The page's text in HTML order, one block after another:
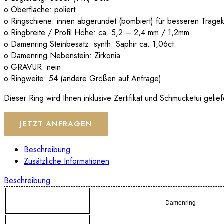
o Oberfläche: poliert
o Ringschiene: innen abgerundet (bombiert) für besseren
o Ringbreite / Profil Höhe: ca. 5,2 – 2,4 mm / 1,2mm
o Damenring Steinbesatz: synth. Saphir ca. 1,06ct.
o Damenring Nebenstein: Zirkonia
o GRAVUR: nein
o Ringweite: 54 (andere Größen auf Anfrage)
Dieser Ring wird Ihnen inklusive Zertifikat und Schmucketui
JETZT ANFRAGEN
Beschreibung
Zusätzliche Informationen
Beschreibung
Damenring